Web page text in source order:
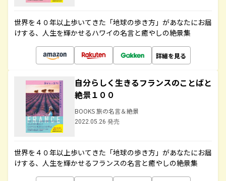
世界を４０年以上歩いてきた「地球の歩き方」があなたにお届
けする、人生を輝かせるハワイの名言と癒やしの絶景集
詳細を見る
自分らしく生きるフランスのことばと
絶景１００
BOOKS 旅の名言＆絶景
2022.05.26 発売
世界を４０年以上歩いてきた「地球の歩き方」があなたにお届
けする、人生を輝かせるフランスの名言と癒やしの絶景集